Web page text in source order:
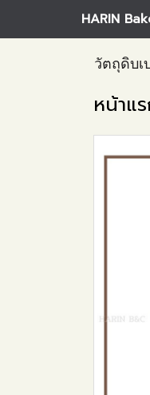
HARIN
วัตถุดิบเ
หน้าแ